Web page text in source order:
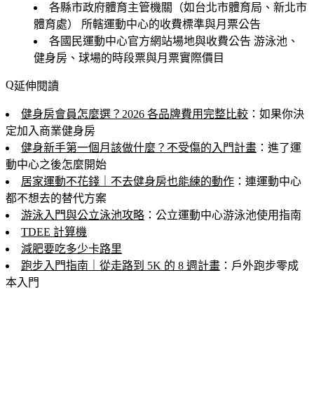
各縣市政府體育主管機關（如台北市體育局、新北市
體育處）
所轄運動中心的收費標準與月票公告
各國民運動中心官方網站場地與收費公告 游泳池、
健身房、球場的時段票與月票實際價目
延伸閱讀
健身房會員怎麼選？2026 各品牌費用完整比較 ：如果你決
定加入商業健身房
健身新手第一個月該做什麼？不受傷的入門計畫 ：進了運
動中心之後怎麼開始
居家運動不花錢｜不去健身房也能練的動作 ：連運動中心
都不想去的替代方案
游泳入門與公立泳池攻略 ：公立運動中心游泳池使用指南
TDEE 計算機
減肥要吃多少卡路里
跑步入門指南｜從走路到 5K 的 8 週計畫 ：戶外跑步零成
本入門